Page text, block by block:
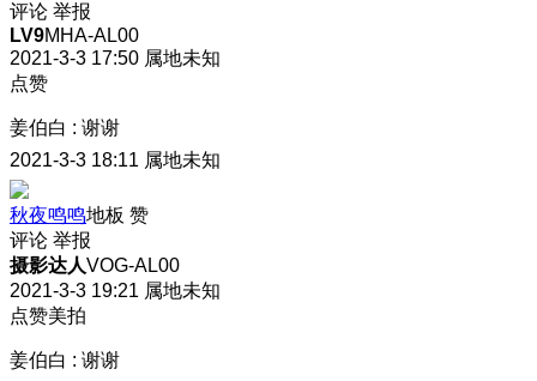
评论 举报
LV9MHA-AL00
2021-3-3 17:50 属地未知
点赞
姜伯白 : 谢谢
2021-3-3 18:11 属地未知
秋夜鸣鸣地板 赞
评论 举报
摄影达人VOG-AL00
2021-3-3 19:21 属地未知
点赞美拍
姜伯白 : 谢谢